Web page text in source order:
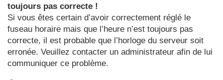
toujours pas correcte !
Si vous êtes certain d’avoir correctement réglé le
fuseau horaire mais que l’heure n’est toujours pas
correcte, il est probable que l’horloge du serveur soit
erronée. Veuillez contacter un administrateur afin de lui
communiquer ce problème.